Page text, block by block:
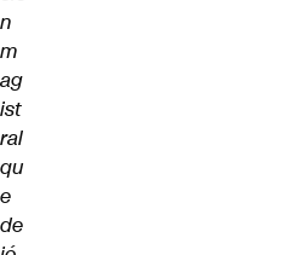
n
m
ag
ist
ral
qu
e
de